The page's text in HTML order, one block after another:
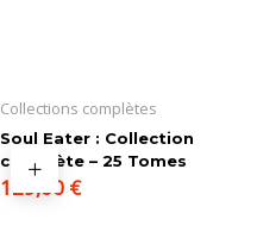
Collections complètes
Soul Eater : Collection
complète – 25 Tomes
129,00 €